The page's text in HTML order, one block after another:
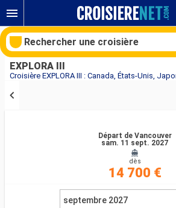
EXPLORA III
Départ de Vancouver
sam. 11 sept. 2027
dès
14 700 €
septembre 2027
Rechercher une croisière
Rechercher